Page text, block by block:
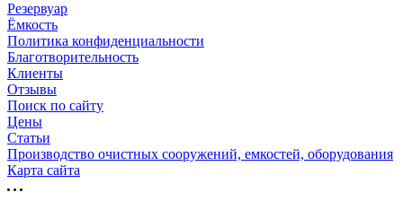
Резервуар
Ёмкость
Политика конфиденциальности
Благотворительность
Клиенты
Отзывы
Поиск по сайту
Цены
Статьи
Производство очистных сооружений, емкостей, оборудования
Карта сайта